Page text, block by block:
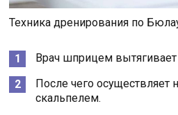
Техника дренирования по
Врач шприцем
После чего осуществляет
скальпелем.